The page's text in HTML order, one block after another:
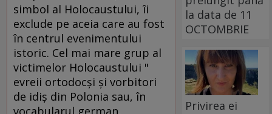
simbol al Holocaustului, îi
exclude pe aceia care au fost
în centrul evenimentului
istoric. Cel mai mare grup al
victimelor Holocaustului "
evreii ortodocşi şi vorbitori
de idiş din Polonia sau, în
vocabularul german,
la data de 11
OCTOMBRIE
Privirea ei